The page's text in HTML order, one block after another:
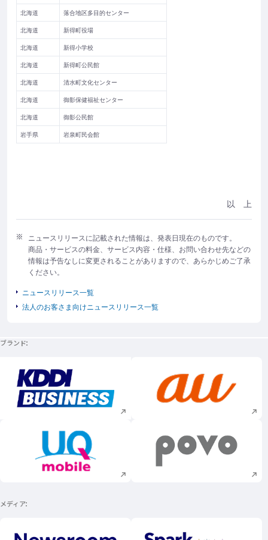
北海道 落合地区多目的センター
北海道 新得町役場
北海道 新得小学校
北海道 新得町公民館
北海道 清水町文化センター
北海道 御影保健福祉センター
北海道 御影公民館
岩手県 岩泉町民会館
以 上
ニュースリリースに記載された情報は、発表日現在のものです。
商品・サービスの料金、サービス内容・仕様、お問い合わせ先などの
情報は予告なしに変更されることがありますので、あらかじめご了承
ください。
ニュースリリース一覧
法人のお客さま向けニュースリリース一覧
ブランド
新規ウィンドウで開く 新規ウィンドウで
新規ウィンドウで開く 新規ウィンドウで
メディア